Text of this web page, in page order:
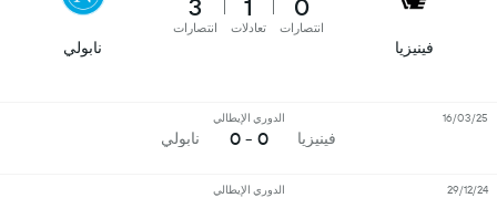
فينيزيا
0
انتصارات
1
تعادلات
3
انتصارات
نابولي
فينيزيا
الدوري الإيطالي
0 - 0 نابولي
16/03/25
الدوري الإيطالي 29/12/24